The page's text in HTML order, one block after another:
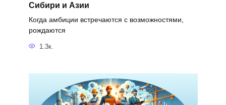
Сибири и Азии
Когда амбиции встречаются с возможностями,
рождаются
1.3к.